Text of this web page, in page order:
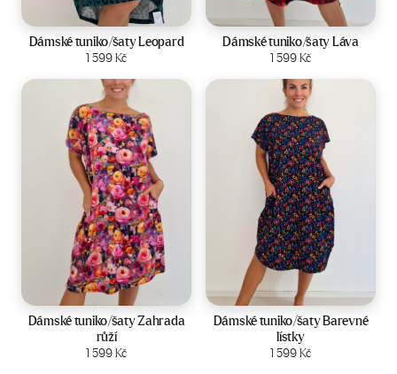
Velikost:44-50
Dámské tuniko/šaty Leopard
1 599Kč
Zobrazit produkt
Velikost: 44-50
Dámské tuniko/šaty Láva
1 599Kč
Zobrazit produkt
Velikost:44-50
Dámské tuniko/šaty Zahrada
růží
1 599Kč
Zobrazit produkt
Velikost:44-50
Dámské tuniko/šaty Barevné
lístky
1 599Kč
Zobrazit produkt